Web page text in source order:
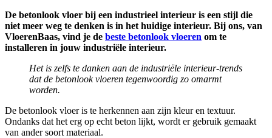
De betonlook vloer bij een industrieel interieur is een stijl die
niet meer weg te denken is in het huidige interieur. Bij ons, van
VloerenBaas, vind je de beste betonlook vloeren om te
installeren in jouw industriële interieur.
Het is zelfs te danken aan de industriële interieur-trends
dat de betonlook vloeren tegenwoordig zo omarmt
worden.
De betonlook vloer is te herkennen aan zijn kleur en textuur.
Ondanks dat het erg op echt beton lijkt, wordt er gebruik gemaakt
van ander soort materiaal.